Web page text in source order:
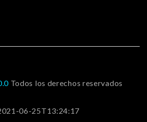
Todos los derechos reservados
06-25T13:24:17